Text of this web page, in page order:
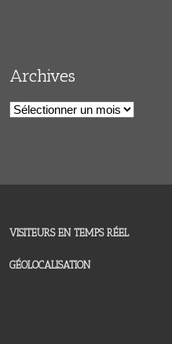
Archives
Archives
VISITEURS EN TEMPS RÉEL
GÉOLOCALISATION